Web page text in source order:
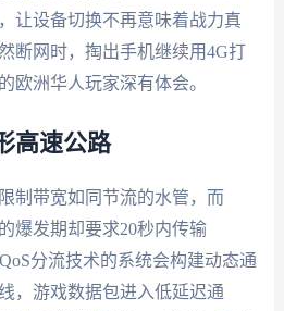
让设备切换不再意味着战力真
断网时，掏出手机继续用4G打
欧洲华人玩家深有体会。
高速公路
制带宽如同节流的水管，而
爆发期却要求20秒内传输
分流技术的系统会构建动态通
，游戏数据包进入低延迟通